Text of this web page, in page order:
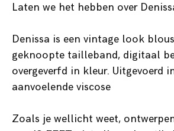
Laten we het hebben over
Denissa is een vintage look
geknoopte tailleband, digitaal
overgeverfd in kleur. Uitgevoerd
aanvoelende viscose
Zoals je wellicht weet,